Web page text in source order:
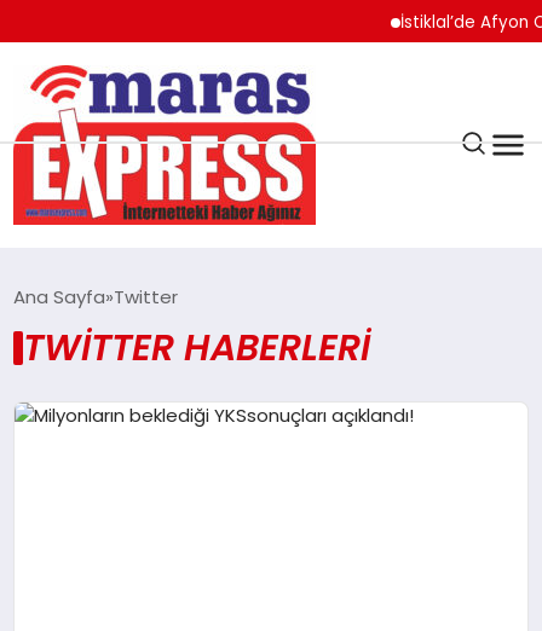
İstiklal’de Afyon
K.MARAŞ
Ana Sayfa Twitter
TWITTER HABERLERI